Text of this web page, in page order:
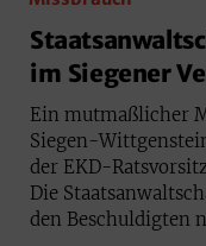
im Siegener
Ein mutmaßlicher
Siegen-
der EKD-
Die
den Beschuldigten